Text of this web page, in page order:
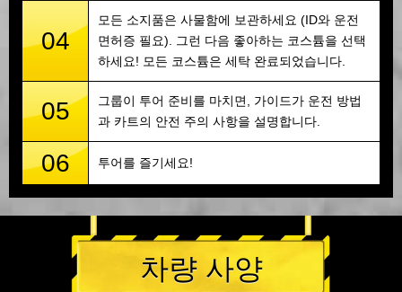
04
모든 소지품은 사물함에 보관하세요 (ID와 운전
면허증 필요). 그런 다음 좋아하는 코스튬을 선택
하세요! 모든 코스튬은 세탁 완료되었습니다.
05
그룹이 투어 준비를 마치면, 가이드가 운전 방법
과 카트의 안전 주의 사항을 설명합니다.
06 투어를 즐기세요!
차량 사양